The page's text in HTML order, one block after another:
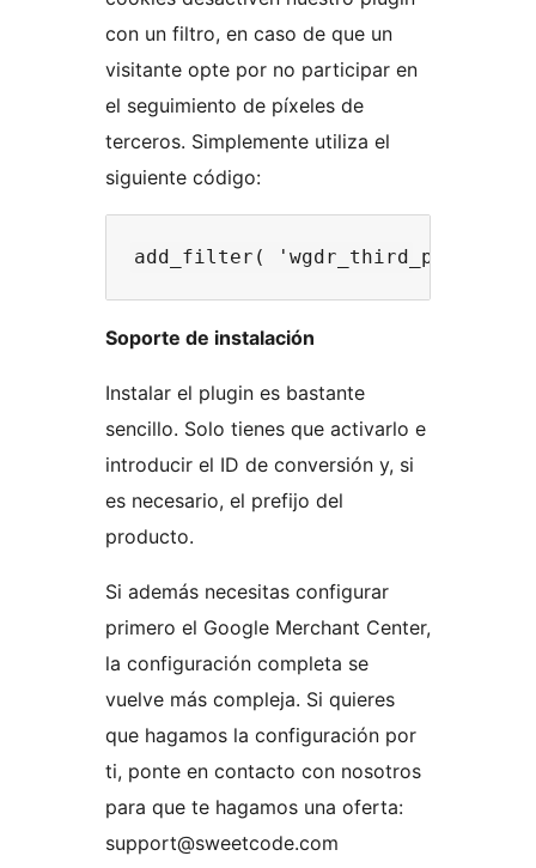
con un filtro, en caso de que un
visitante opte por no participar en
el seguimiento de píxeles de
terceros. Simplemente utiliza el
siguiente código:
Soporte de instalación
Instalar el plugin es bastante
sencillo. Solo tienes que activarlo e
introducir el ID de conversión y, si
es necesario, el prefijo del
producto.
Si además necesitas configurar
primero el Google Merchant Center,
la configuración completa se
vuelve más compleja. Si quieres
que hagamos la configuración por
ti, ponte en contacto con nosotros
para que te hagamos una oferta:
support@sweetcode.com